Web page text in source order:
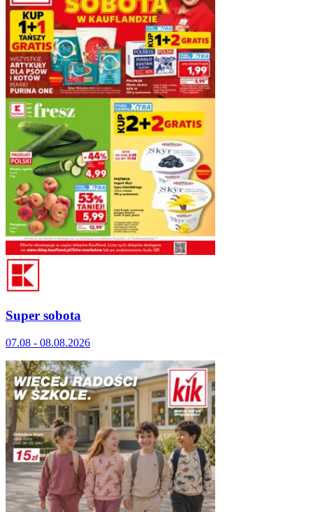
Super sobota
07.08 - 08.08.2026